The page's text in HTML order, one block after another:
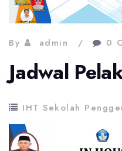
By admin 0
Jadwal
IHT Sekolah